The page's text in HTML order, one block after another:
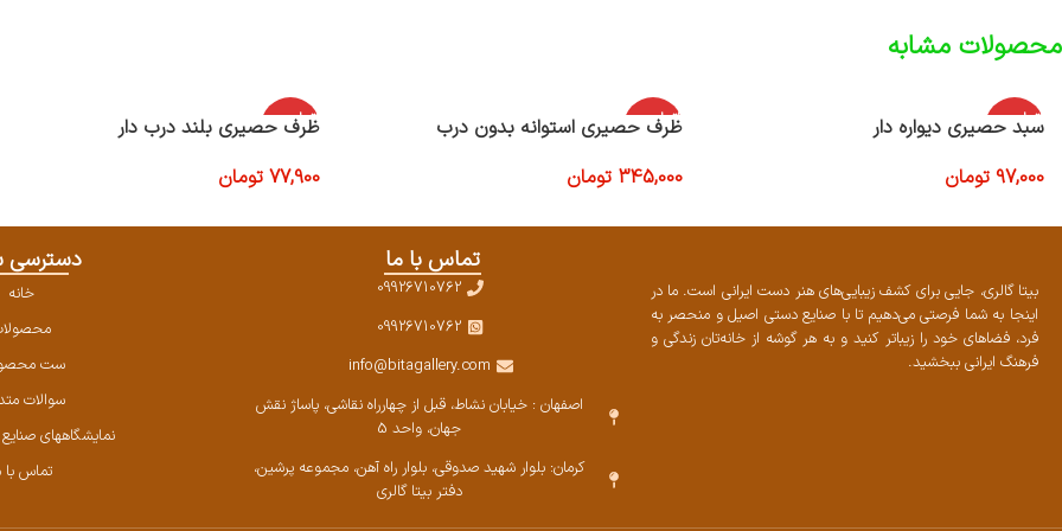
محصولات مشابه
اتمام موج
ودی
سبد حصیری دیواره دار
97,000 تومان
اتمام موج
ودی
ظرف حصیری استوانه بدون درب
345,000 تومان
اتمام موج
ودی
ظرف حصیری بلند درب دار
77,900 تومان
بیتا گالری، جایی برای کشف زیبایی‌های هنر دست ایرانی است. ما در
اینجا به شما فرصتی می‌دهیم تا با صنایع دستی اصیل و منحصر به
فرد، فضاهای خود را زیباتر کنید و به هر گوشه از خانه‌تان زندگی و
فرهنگ ایرانی ببخشید.
تماس با ما
09926710762
09926710762
info@bitagallery.com
اصفهان : خیابان نشاط، قبل از چهارراه نقاشی، پاساژ نقش
جهان، واحد 5
کرمان: بلوار شهید صدوقی، بلوار راه آهن، مجموعه پرشین،‌
دفتر بیتا گالری
دسترسی
خانه
ست
سوالات
نمایشگاههای صنایع
تماس با